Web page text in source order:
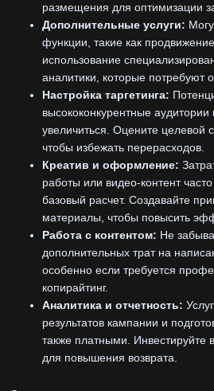
размещения для оптимизации
Дополнительные услуги:
функции, такие как
использование
аналитики, которые потребуют
Настройка таргетинга:
высококонкурентные аудитории
увеличиться. Оцените целевой
чтобы избежать перерасходов.
Креатив и оформление:
работы или видео-контент
базовый расчет. Создавайте
материалы, чтобы повысить
Работа с контентом: Не
дополнительных трат на
особенно если требуется
копирайтинг.
Аналитика и отчетность:
результатов кампании и
также платными. Инвестируйте
для повышения возврата.